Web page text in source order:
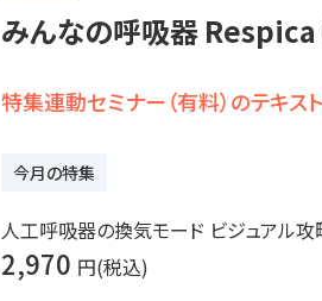
医学
産科・婦人科・周産期・助産
みんなの呼吸器 Respica
特集連動セミナー（有料）のテキスト
今月の特集
人工呼吸器の換気モード ビジュアル攻
2,970 円(税込)